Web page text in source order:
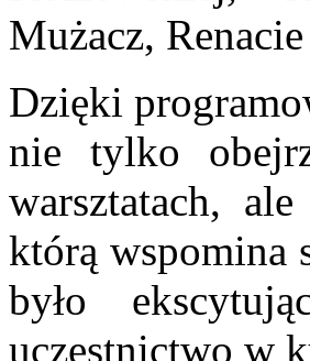
Mużacz,
Dzięki
nie tylko
warsztatach,
którą wspomina
było
uczestnictwo w